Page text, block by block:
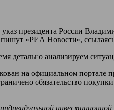
президента России
«РИА Новости»,
детально анализируем
на официальном
обязательство